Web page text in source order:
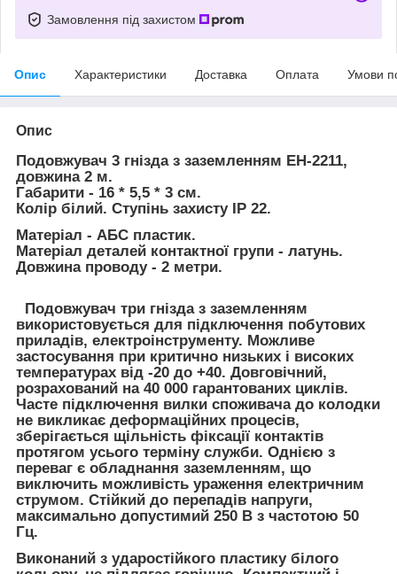
Замовлення під захистом
Опис Характеристики Доставка Оплата Умови
Опис
Подовжувач 3 гнізда з заземленням EH-2211,
довжина 2 м.
Габарити - 16 * 5,5 * 3 см.
Колір білий. Ступінь захисту IP 22.
Матеріал - АБС пластик.
Матеріал деталей контактної групи - латунь.
Довжина проводу - 2 метри.
Подовжувач три гнізда з заземленням
використовується для підключення побутових
приладів, електроінструменту. Можливе
застосування при критично низьких і високих
температурах від -20 до +40. Довговічний,
розрахований на 40 000 гарантованих циклів.
Часте підключення вилки споживача до колодки
не викликає деформаційних процесів,
зберігається щільність фіксації контактів
протягом усього терміну служби. Однією з
переваг є обладнання заземленням, що
виключить можливість ураження електричним
струмом. Стійкий до перепадів напруги,
максимально допустимий 250 В з частотою 50
Гц.
Виконаний з ударостійкого пластику білого